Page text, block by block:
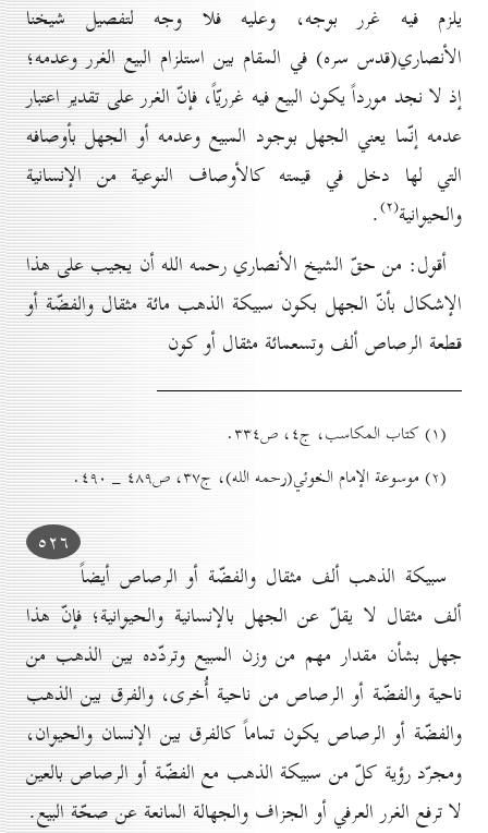
يلزم فيه غرر بوجه، وعليه فلا وجه لتفصيل شيخنا
الأنصاري(قدس سره) في المقام بين استلزام البيع الغرر وعدمه؛
إذ لا نجد مورداً يكون البيع فيه غرريّاً، فإنّ الغرر على تقدير اعتبار
عدمه إنّما يعني الجهل بوجود المبيع وعدمه أو الجهل بأوصافه
التي لها دخل في قيمته كالأوصاف النوعية من الإنسانية
والحيوانية(۲) .
أقول: من حقّ الشيخ الأنصاري رحمه الله أن يجيب على هذا
الإشكال بأنّ الجهل بكون سبيكة الذهب مائة مثقال والفضّة أو
قطعة الرصاص ألف وتسعمائة مثقال أو كون
(۱) کتاب المكاسب، ج٤، ص۳۳٤.
(۲) موسوعة الإمام الخوئي(رحمه الله)، ج۳۷، ص٤۸۹ _ ٤۹٠.
٥۲٦
سبيكة الذهب ألف مثقال والفضّة أو الرصاص أيضاً
ألف مثقال لا يقلّ عن الجهل بالإنسانية والحيوانية؛ فإنّ هذا
جهل بشأن مقدار مهم من وزن المبيع وتردّده بين الذهب من
ناحية والفضّة أو الرصاص من ناحية أُخرى، والفرق بين الذهب
والفضّة أو الرصاص يكون تماماً كالفرق بين الإنسان والحيوان،
ومجرّد رؤية كلّ من سبيكة الذهب مع الفضّة أو الرصاص بالعين
لا ترفع الغرر العرفي أو الجزاف والجهالة المانعة عن صحّة البيع.